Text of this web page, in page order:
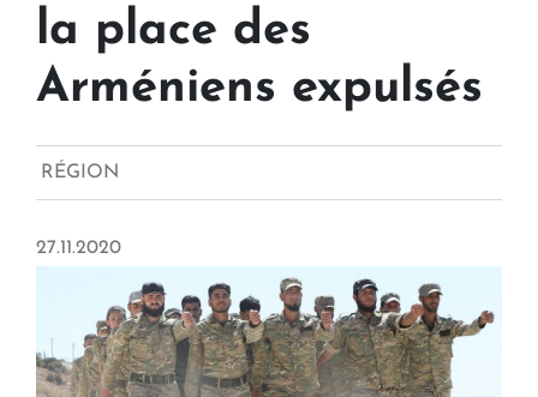
la place des
Arméniens expulsés
RÉGION
27.11.2020